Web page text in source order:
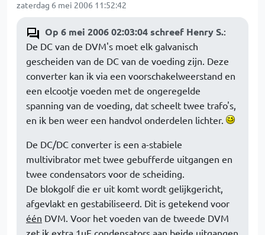
zaterdag 6 mei 2006 11:52:42
Op 6 mei 2006 02:03:04 schreef Henry S.:
De DC van de DVM's moet elk galvanisch
gescheiden van de DC van de voeding zijn. Deze
converter kan ik via een voorschakelweerstand en
een elcootje voeden met de ongeregelde
spanning van de voeding, dat scheelt twee trafo's,
en ik ben weer een handvol onderdelen lichter.
De DC/DC converter is een a-stabiele
multivibrator met twee gebufferde uitgangen en
twee condensators voor de scheiding.
De blokgolf die er uit komt wordt gelijkgericht,
afgevlakt en gestabiliseerd. Dit is getekend voor
één DVM. Voor het voeden van de tweede DVM
zet ik extra 1uF condensators aan beide uitgangen